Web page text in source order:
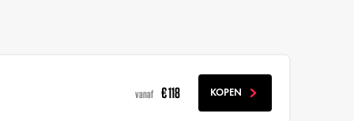
vanaf € 118 KOPEN